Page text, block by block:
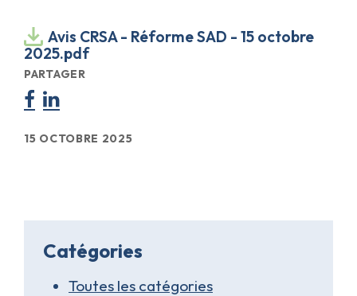
Avis CRSA - Réforme SAD - 15 octobre
2025.pdf
PARTAGER
15 OCTOBRE 2025
Catégories
Toutes les catégories